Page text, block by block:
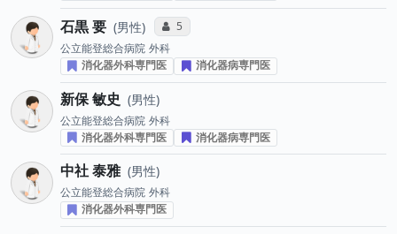
石黒 要 男性 コミュニケーション・タイプ投票数
5
公立能登総合病院 外科
消化器外科専門医
消化器病専門医
新保 敏史 男性
公立能登総合病院 外科
消化器外科専門医
消化器病専門医
中社 泰雅 男性
公立能登総合病院 外科
消化器外科専門医